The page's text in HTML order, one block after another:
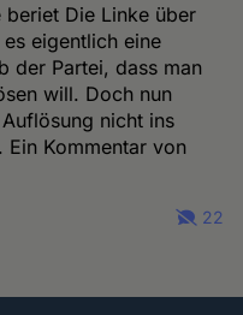
beriet Die Linke über
eigentlich eine
der Partei, dass man
will. Doch nun
nicht ins
Ein Kommentar von
22